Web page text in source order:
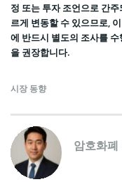
정 또는 투자 조언으로 간
르게 변동할 수 있으므로,
에 반드시 별도의 조사를
을 권장합니다.
시장 동향
암호화